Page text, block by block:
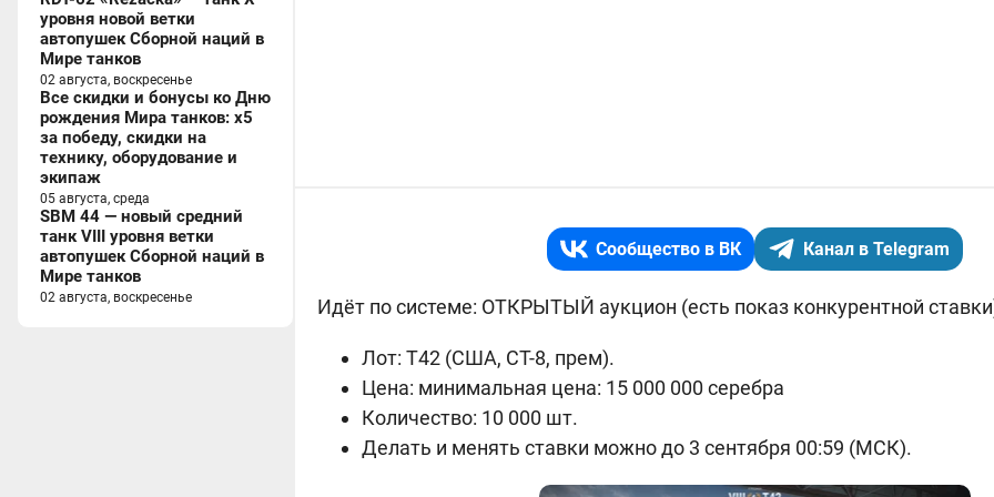
уровня новой ветки
автопушек Сборной наций в
Мире танков
02 августа, воскресенье
Все скидки и бонусы ко Дню
рождения Мира танков: x5
за победу, скидки на
технику, оборудование и
экипаж
05 августа, среда
SBM 44 — новый средний
танк VIII уровня ветки
автопушек Сборной наций в
Мире танков
02 августа, воскресенье
Сообщество в ВК Канал в Telegram
Идёт по системе: ОТКРЫТЫЙ аукцион (есть показ конкурентной
Лот: T42 (США, СТ-8, прем).
Цена: минимальная цена: 15 000 000 серебра
Количество: 10 000 шт.
Делать и менять ставки можно до 3 сентября 00:59 (МСК).